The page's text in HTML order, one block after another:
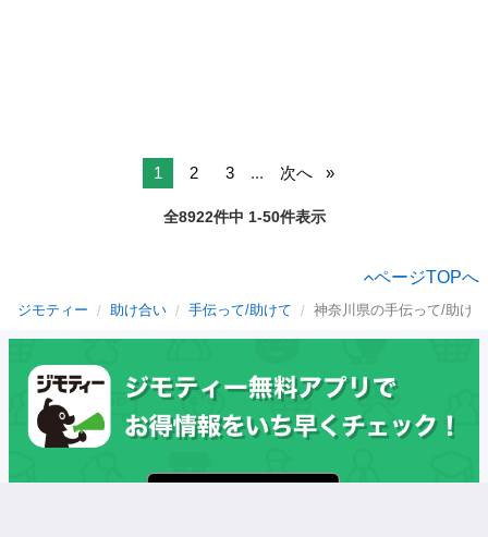
1 2 3 ... 次へ
全8922件中 1-50件表示
ページTOPへ
ジモティー 助け合い 手伝って/助けて 神奈川県の手伝って/助けて